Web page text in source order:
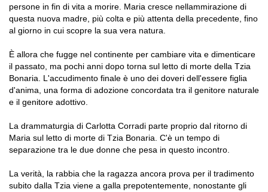
persone in fin di vita a morire. Maria cresce nellammirazione di
questa nuova madre, più colta e più attenta della precedente, fino
al giorno in cui scopre la sua vera natura.
È allora che fugge nel continente per cambiare vita e dimenticare
il passato, ma pochi anni dopo torna sul letto di morte della Tzia
Bonaria. L'accudimento finale è uno dei doveri dell'essere figlia
d'anima, una forma di adozione concordata tra il genitore naturale
e il genitore adottivo.
La drammaturgia di Carlotta Corradi parte proprio dal ritorno di
Maria sul letto di morte di Tzia Bonaria. C'è un tempo di
separazione tra le due donne che pesa in questo incontro.
La verità, la rabbia che la ragazza ancora prova per il tradimento
subito dalla Tzia viene a galla prepotentemente, nonostante gli